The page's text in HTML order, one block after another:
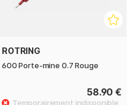
ROTRING
600 Porte-mine 0.7 Rouge
58.90 €